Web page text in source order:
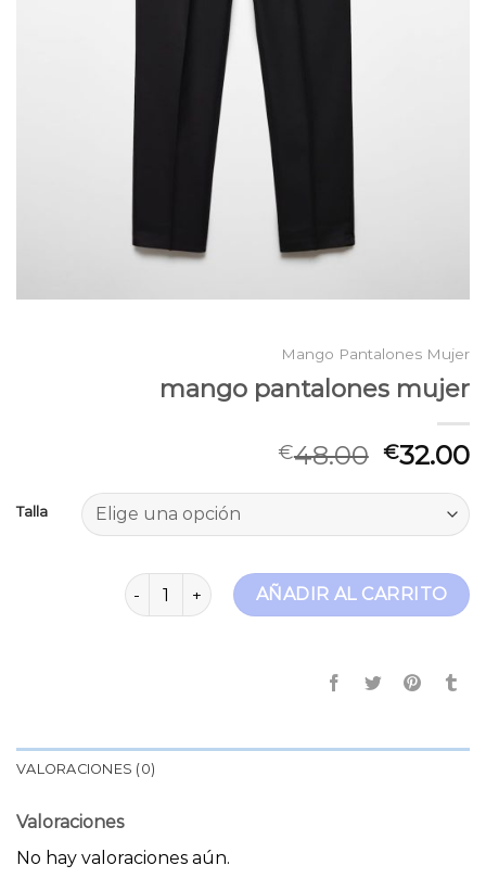
Mango Pantalones Mujer
mango pantalones mujer
€48.00 €32.00
Talla
mango pantalones mujer cantidad
AÑADIR AL CARRITO
VALORACIONES (0)
Valoraciones
No hay valoraciones aún.